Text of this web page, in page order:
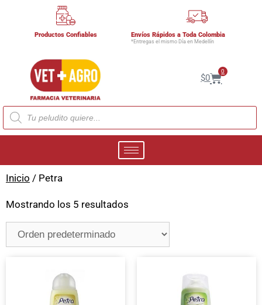
Productos Confiables Envíos Rápidos a Toda Colombia
*Entregas el mismo Día en Medellín
$0
0
Inicio / Petra
Mostrando los 5 resultados